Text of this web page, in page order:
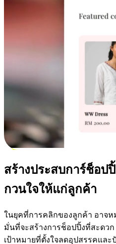
สร้างประสบการ์ช็อป
กวนใจให้แก่ลูกค้า
ในยุคที่การคลิกของลูกค้า อาจห
มั่นที่จะสร้างการช็อปปิ้งที่สะดวก
เป้าหมายที่ตั้งใจลดอุปสรรคแล